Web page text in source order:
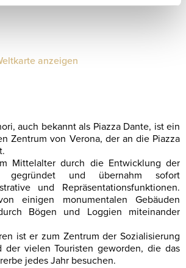
anzeigen
auch bekannt als Piazza Dante, ist ein
Zentrum von Verona, der an die Piazza
Mittelalter durch die Entwicklung der
gegründet und übernahm sofort
und Repräsentationsfunktionen.
einigen monumentalen Gebäuden
Bögen und Loggien miteinander
ist er zum Zentrum der Sozialisierung
der vielen Touristen geworden, die das
jedes Jahr besuchen.